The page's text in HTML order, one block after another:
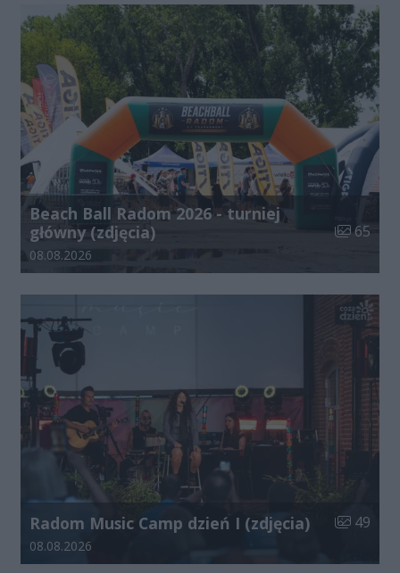
Beach Ball Radom 2026 - turniej
główny (zdjęcia)
Liczba
65
Data dodania galerii:
08.08.2026
Radom Music Camp dzień I (zdjęcia) Liczba
49
Data dodania galerii:
08.08.2026